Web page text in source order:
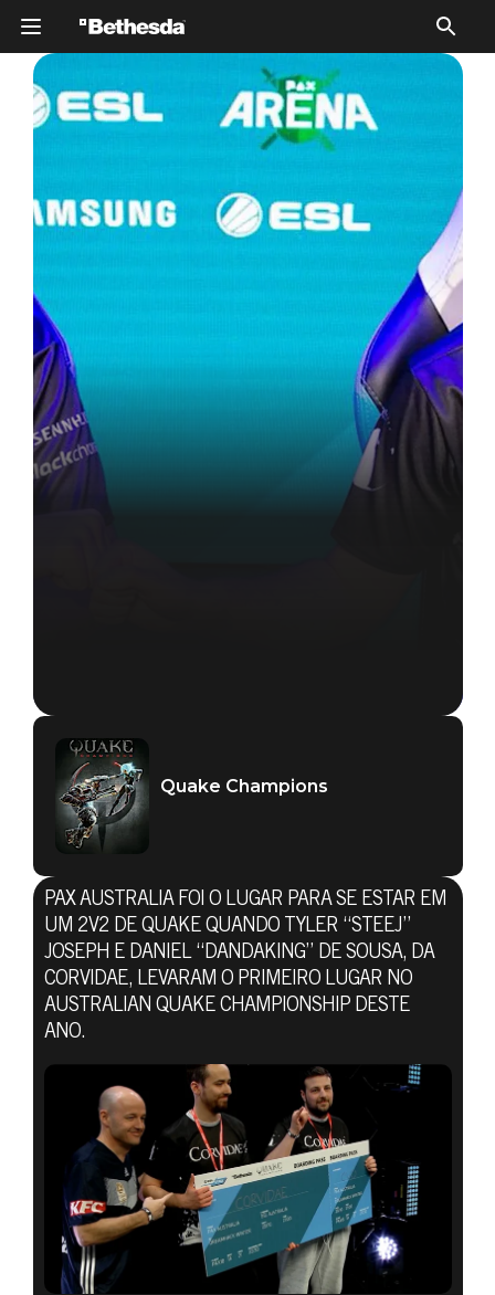
Quake Champions
A CORVIDAE
LEVOU O 2V2
DO
AUSTRALIAN
QUAKE
CHAMPIONSHIP
NA PAX AUS
Quake Champions
PAX AUSTRALIA FOI O LUGAR PARA SE ESTAR EM
UM 2V2 DE QUAKE QUANDO TYLER “STEEJ”
JOSEPH E DANIEL “DANDAKING” DE SOUSA, DA
CORVIDAE, LEVARAM O PRIMEIRO LUGAR NO
AUSTRALIAN QUAKE CHAMPIONSHIP DESTE
ANO.